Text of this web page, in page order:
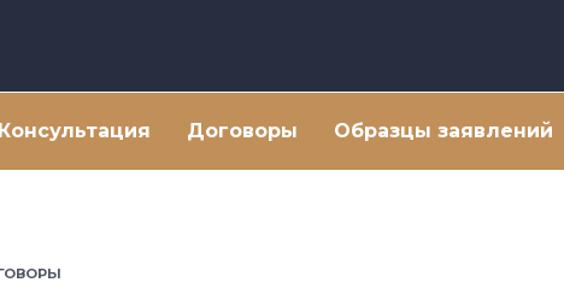
Консультация Договоры Образцы заявлений